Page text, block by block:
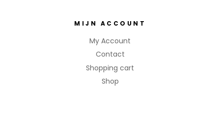
MIJN ACCOUNT
My Account
Contact
Shopping cart
Shop